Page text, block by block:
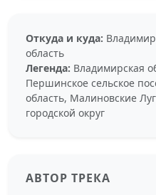
Откуда и куда:
область
Легенда: Владимирская
Першинское сельское
область, Малиновские
городской округ
АВТОР ТРЕКА